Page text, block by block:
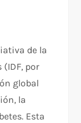
de la
por
global
la
Esta